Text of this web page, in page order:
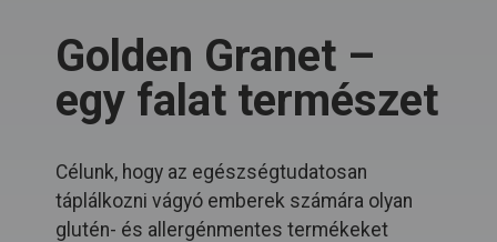
Golden Granet –
egy falat természet
Célunk, hogy az egészségtudatosan
táplálkozni vágyó emberek számára olyan
glutén- és allergénmentes termékeket